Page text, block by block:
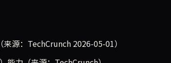
源：TechCrunch 2026-05-01）